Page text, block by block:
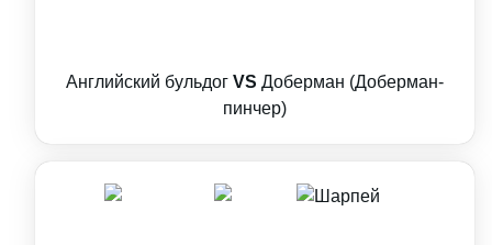
Английский бульдог VS Доберман (Доберман-
пинчер)